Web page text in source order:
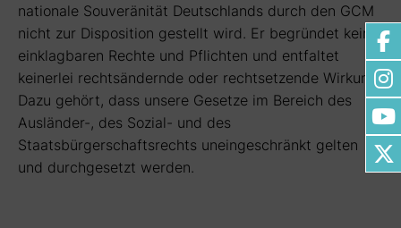
nationale Souveränität Deutschlands durch den GCM
nicht zur Disposition gestellt wird. Er begründet keine
einklagbaren Rechte und Pflichten und entfaltet
keinerlei rechtsändernde oder rechtsetzende Wirkung.
Dazu gehört, dass unsere Gesetze im Bereich des
Ausländer-, des Sozial- und des
Staatsbürgerschaftsrechts uneingeschränkt gelten
und durchgesetzt werden.